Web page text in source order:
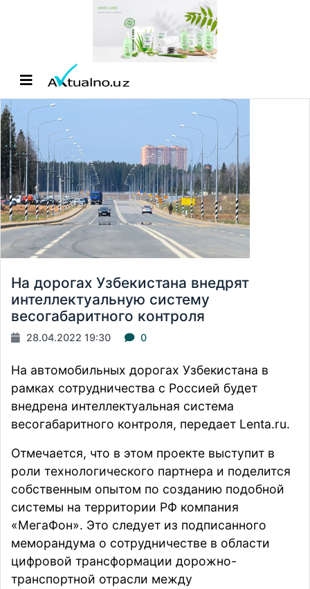
На дорогах Узбекистана внедрят
интеллектуальную систему
весогабаритного контроля
28.04.2022 19:30 0
На автомобильных дорогах Узбекистана в
рамках сотрудничества с Россией будет
внедрена интеллектуальная система
весогабаритного контроля, передает Lenta.ru.
Отмечается, что в этом проекте выступит в
роли технологического партнера и поделится
собственным опытом по созданию подобной
системы на территории РФ компания
«МегаФон». Это следует из подписанного
меморандума о сотрудничестве в области
цифровой трансформации дорожно-
транспортной отрасли между